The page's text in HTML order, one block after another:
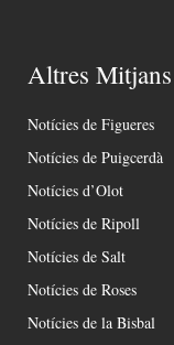
Altres Mitjans
Notícies de Figueres
Notícies de Puigcerdà
Notícies d’Olot
Notícies de Ripoll
Notícies de Salt
Notícies de Roses
Notícies de la Bisbal